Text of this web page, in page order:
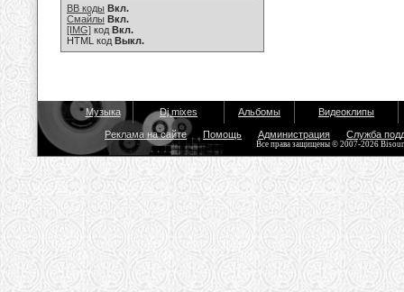
BB коды Вкл.
Смайлы Вкл.
[IMG] код Вкл.
HTML код Выкл.
Музыка Dj mixes Альбомы Видеоклипы
Реклама на сайте Помощь Администрация Служба
Все права защищены © 2007-2026